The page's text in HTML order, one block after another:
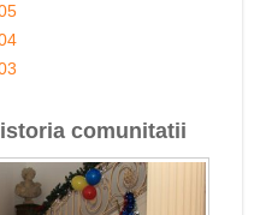
comunitatii